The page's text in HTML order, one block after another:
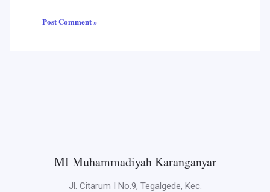
MI Muhammadiyah Karanganyar
Jl. Citarum I No.9, Tegalgede, Kec.